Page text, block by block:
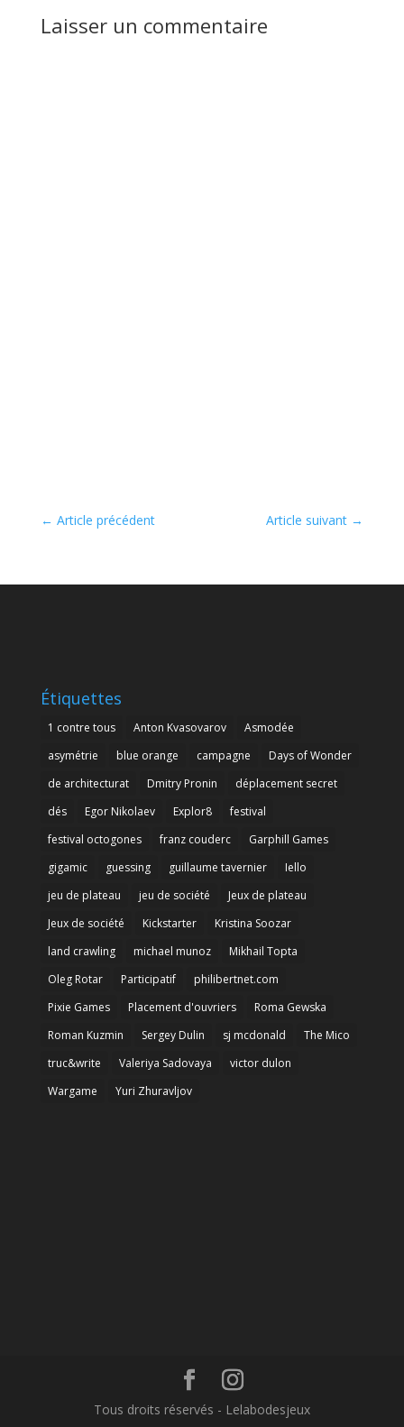
Laisser un commentaire
← Article précédent Article suivant →
Étiquettes
1 contre tous Anton Kvasovarov
Asmodée
asymétrie
blue orange campagne
Days of Wonder
de architecturat
Dmitry Pronin
déplacement secret
dés
Egor Nikolaev Explor8
festival
festival octogones
franz couderc
Garphill Games
gigamic
guessing guillaume tavernier
Iello
jeu de plateau
jeu de société
Jeux de plateau
Jeux de société
Kickstarter
Kristina Soozar
land crawling
michael munoz
Mikhail Topta
Oleg Rotar
Participatif
philibertnet.com
Pixie Games
Placement d'ouvriers
Roma Gewska
Roman Kuzmin
Sergey Dulin sj mcdonald
The Mico
truc&write
Valeriya Sadovaya
victor dulon
Wargame
Yuri Zhuravljov
Tous droits réservés - Lelabodesjeux